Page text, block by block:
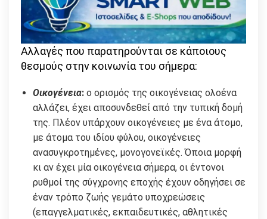
Αλλαγές που παρατηρούνται σε κάποιους
θεσμούς στην κοινωνία του σήμερα:
Οικογένεια: ο ορισμός της οικογένειας ολοένα
αλλάζει, έχει αποσυνδεθεί από την τυπική δομή
της. Πλέον υπάρχουν οικογένειες με ένα άτομο,
με άτομα του ιδίου φύλου, οικογένειες
ανασυγκροτημένες, μονογονεϊκές. Όποια μορφή
κι αν έχει μία οικογένεια σήμερα, οι έντονοι
ρυθμοί της σύγχρονης εποχής έχουν οδηγήσει σε
έναν τρόπο ζωής γεμάτο υποχρεώσεις
(επαγγελματικές, εκπαιδευτικές, αθλητικές